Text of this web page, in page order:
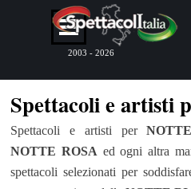
Vai ai contenuti
Salta menù
2003 - 2026
Spettacoli e artisti
Spettacoli e artisti per
NOTTE ROSA ed ogni altra
spettacoli selezionati per